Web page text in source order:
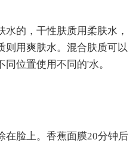
的，干性肤质用柔肤水，
则用爽肤水。混合肤质可以
位置使用不同的'水。
在脸上。香蕉面膜20分钟后